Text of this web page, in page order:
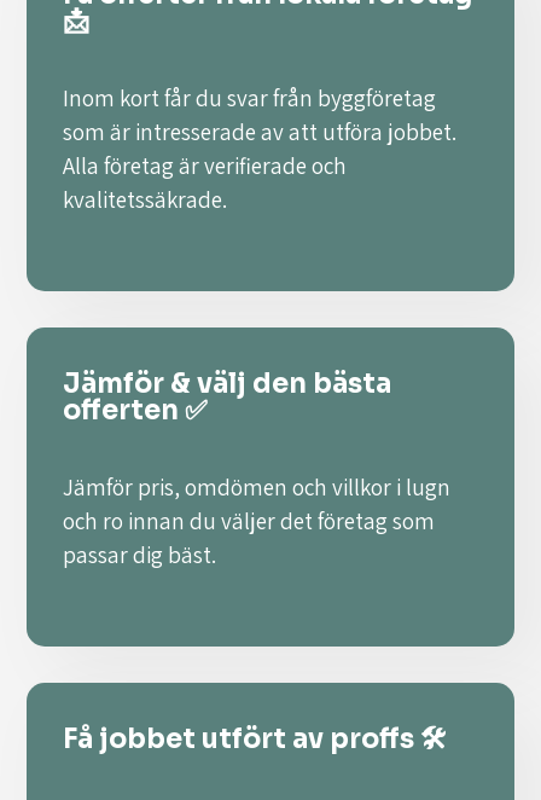
📩
Inom kort får du svar från byggföretag
som är intresserade av att utföra jobbet.
Alla företag är verifierade och
kvalitetssäkrade.
Jämför & välj den bästa
offerten ✅
Jämför pris, omdömen och villkor i lugn
och ro innan du väljer det företag som
passar dig bäst.
Få jobbet utfört av proffs 🛠️